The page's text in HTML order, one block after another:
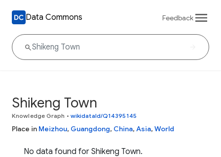
Data Commons Feedback
Shikeng Town
Knowledge Graph • wikidataId/Q14395145
Place in Meizhou, Guangdong, China, Asia, World
No data found for Shikeng Town.